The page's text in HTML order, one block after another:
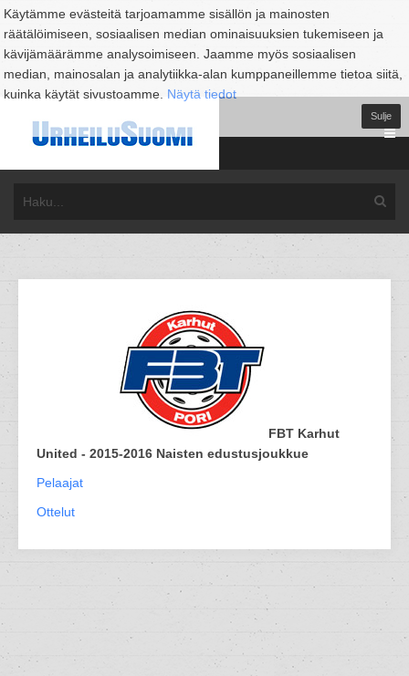
Käytämme evästeitä tarjoamamme sisällön ja mainosten
räätälöimiseen, sosiaalisen median ominaisuuksien tukemiseen ja
kävijämäärämme analysoimiseen. Jaamme myös sosiaalisen
median, mainosalan ja analytiikka-alan kumppaneillemme tietoa siitä,
kuinka käytät sivustoamme. Näytä tiedot
Sulje
FBT Karhut
United - 2015-2016 Naisten edustusjoukkue
Pelaajat
Ottelut